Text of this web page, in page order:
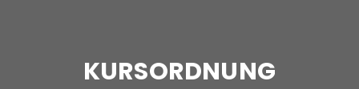
KURSORDNUNG